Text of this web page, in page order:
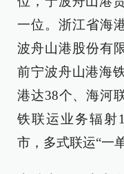
一位。浙江省海
波舟山港股份有
前宁波舟山港海
港达38个、海河
铁联运业务辐射
市，多式联运“一